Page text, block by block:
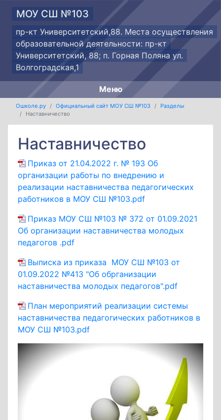
МОУ СШ №103
пр-кт Университетский,88. Места осуществления
образовательной деятельности: пр-кт
Университетский, 88; п. Горная Поляна ул.
Волгоградская,1
Меню
Ошколе.ру Официальный сайт МОУ СШ №103
Разделы
Наставничество
Наставничество
Приказ от 21.04.2022 г. № 193 Об
организации работы по внедрению и
реализации наставничества педагогических
работников в МОУ СШ №103.pdf
Приказ МОУ СШ №103 № 372 от 01.09.2021
Об организации наставничества молодых
педагогов .pdf
Выписка из приказа МОУ СШ №103 от
01.09.2022 №413 "Об обрганизации
наставничества молодых педагогов".pdf
План мероприятий реализации системы
наставничества педагогических работников в
МОУ СШ №103.pdf